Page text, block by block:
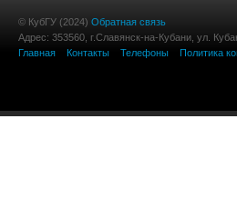
© КубГУ (2024) Обратная связь
Адрес: 353560, г.Славянск-на-Кубани, ул.
Главная
Контакты Телефоны Политика